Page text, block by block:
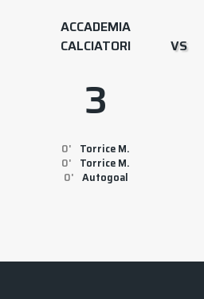
ACCADEMIA
CALCIATORI
3
0
Torrice M.
0
Torrice M.
0
Autogoal
VS